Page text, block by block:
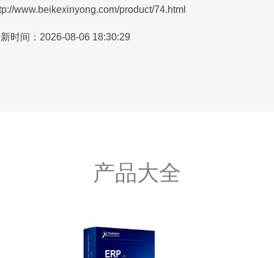
www.beikexinyong.com/product/74.html
时间：2026-08-06 18:30:29
产品大全